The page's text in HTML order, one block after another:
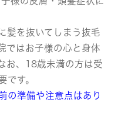
髪を抜いてしまう抜毛
ではお子様の心と身体
お、18歳未満の方は受
です。
の準備や注意点はあり